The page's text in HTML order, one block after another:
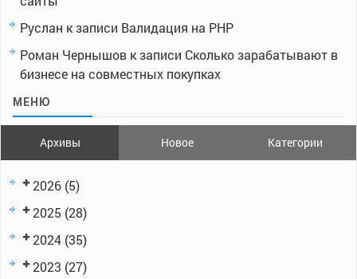
Руслан к записи Валидация на PHP
Роман Чернышов к записи Сколько зарабатывают в
бизнесе на совместных покупках
МЕНЮ
Архивы Новое Категории
2026 (5)
2025 (28)
2024 (35)
2023 (27)